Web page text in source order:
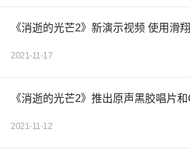
《消逝的光芒2》新演示视频 使用滑
2021-11-17
《消逝的光芒2》推出原声黑胶唱片
2021-11-12